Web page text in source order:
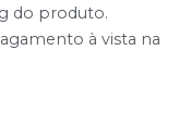
do produto.
à vista na